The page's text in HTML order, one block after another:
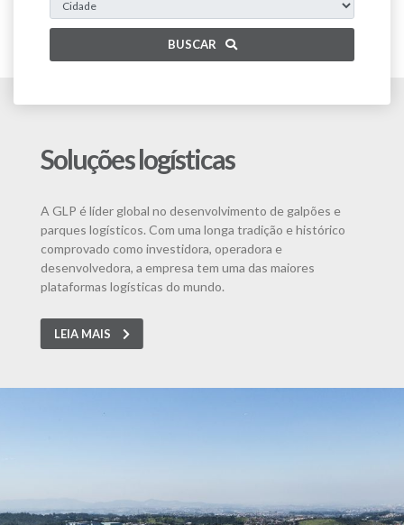
BUSCAR
Soluções logísticas
A GLP é líder global no desenvolvimento de galpões e
parques logísticos. Com uma longa tradição e histórico
comprovado como investidora, operadora e
desenvolvedora, a empresa tem uma das maiores
plataformas logísticas do mundo.
LEIA MAIS